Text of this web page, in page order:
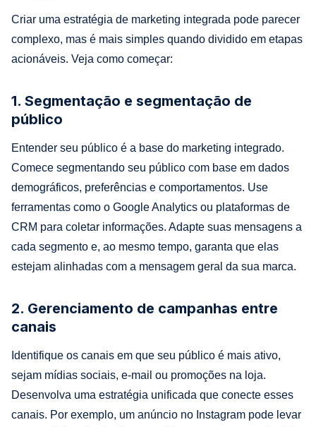
Criar uma estratégia de marketing integrada pode parecer
complexo, mas é mais simples quando dividido em etapas
acionáveis. Veja como começar:
1. Segmentação e segmentação de
público
Entender seu público é a base do marketing integrado.
Comece segmentando seu público com base em dados
demográficos, preferências e comportamentos. Use
ferramentas como o Google Analytics ou plataformas de
CRM para coletar informações. Adapte suas mensagens a
cada segmento e, ao mesmo tempo, garanta que elas
estejam alinhadas com a mensagem geral da sua marca.
2. Gerenciamento de campanhas entre
canais
Identifique os canais em que seu público é mais ativo,
sejam mídias sociais, e-mail ou promoções na loja.
Desenvolva uma estratégia unificada que conecte esses
canais. Por exemplo, um anúncio no Instagram pode levar